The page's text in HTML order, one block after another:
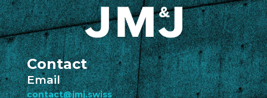
Contact
Email
contact@jmj.swiss